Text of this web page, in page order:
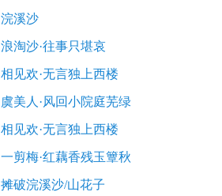
皋
闲
李
煜）
原
荐
浣溪沙
浪淘沙·往事只堪哀
相见欢·无言独上西楼
虞美人·风回小院庭芜绿
相见欢·无言独上西楼
一剪梅·红藕香残玉簟秋
摊破浣溪沙/山花子